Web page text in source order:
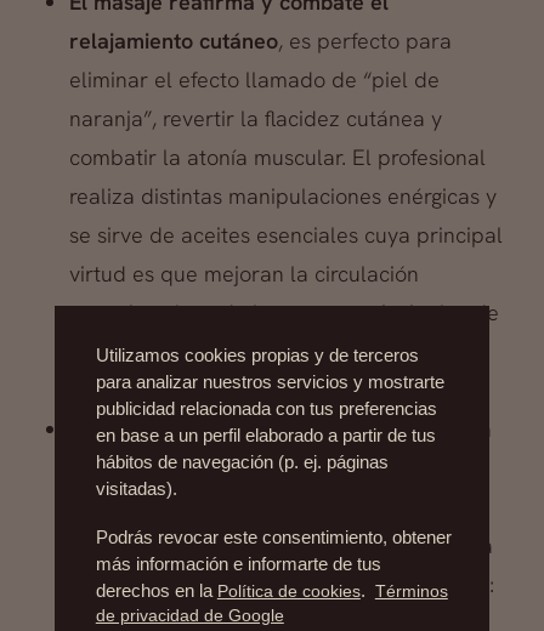
relajamiento cutáneo, es perfecto para
eliminar el efecto llamado de “piel de
naranja”, revertir la flacidez cutánea y
combatir la atonía muscular. El profesional
realiza distintas manipulaciones enérgicas y
se sirve de aceites esenciales cuya principal
virtud es que mejoran la circulación
sanguínea (una de las causas principales de
la celulitis), y proporcionan una evidente
mejoría en la calidad de la piel.
La radiofrecuencia corporales una técnica
en la que mediante radiaciones
electromagnéticas oscilantes, actuamos
sobre la capa profunda y subdérmica de la
piel sin afectar la capa superficial. Es decir:
procediendo a la estimulación de los
Utilizamos cookies propias y de terceros
para analizar nuestros servicios y mostrarte
publicidad relacionada con tus preferencias
en base a un perfil elaborado a partir de tus
hábitos de navegación (p. ej. páginas
visitadas).
Podrás revocar este consentimiento, obtener
más información e informarte de tus
derechos en la Política de cookies. Términos
de privacidad de Google